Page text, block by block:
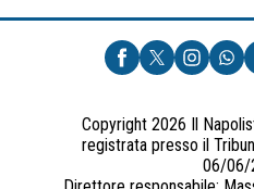
UNA
Copyright 2026 Il
registrata presso il
06/06/